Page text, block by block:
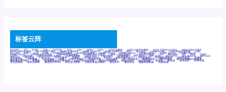
标签云阵
6Tx6Rx 8T 8T8R 24R 24T24R 24Tx 25G 48Rx 48Tx 100G光模块 400G OSFP光模块 400G QSFP112 DR4 800G DR8 OSFP
800G OSFP光模块 AD7606国产替代 AFBR-57B4APZ AFBR-1528CZ AFBR-2528CZ AOC Bypass Camera Link CWDM波分复用器 DAS
DC~4M DSS DTS DVS GYMB光纤连接器 GYM光纤连接器 HFBR-1531Z HFBR-2531Z HFBR-4501Z HFBR-4503Z HFBR-4511Z
HFBR-4513Z J599A6光纤连接器 J599A8光电连接器 J599MT光纤连接器 J599Ⅰ光电连接器 LC超短型光模块 LGA Mini SAS MT POB QSFP
QSFP+ QSFP28 QSFP28 100G光模块 QSFP28笼座 QSFP 40G QSFP笼座 RP连接器 SFF-8431 SFF-8436 SFF-8472 SFF-8654 4i SFP 10G
SFP MSA SFP笼座 Z-BLOCK 万兆交换机 交换机 光切换仪OLP 光开关 光模块笼子座子 光电探测器 光电编码器模块 光电连接器 光端机
光纤激光器 光纤跳线 光纤连接器 光耦 全国产交换机 军品级光耦 千兆交换机 国产化光模块 射频光模块 微型光模块 微型可插拔BGA光模块
微型波分复用器 探测器 收发模块光学引擎组件 机架式光纤收发器 模拟光发射模块 模拟光器件 波分复用器 测试版 激光器 特种光纤 特种光缆
百兆交换机 相机光模块 紧凑型DWDM 网管型交换机 表贴式单路光模块 通信光纤 通信光缆 铌酸锂调制器 高速线缆